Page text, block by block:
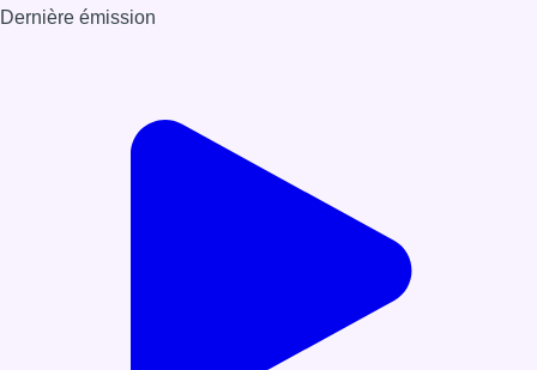
Dernière émission